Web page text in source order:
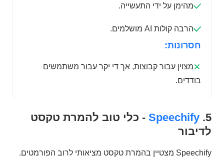
מהימן על ידי התעשייה.
הרבה קולות AI מושלמים.
חסרונות:
מצוין עבור קבוצות, אך די יקר עבור משתמשים
בודדים.
5.
Speechify - כלי טוב להמרת טקסט
לדיבור
Speechify מצטיין בהמרת טקסט מציאותי לרוב הפורמטים.